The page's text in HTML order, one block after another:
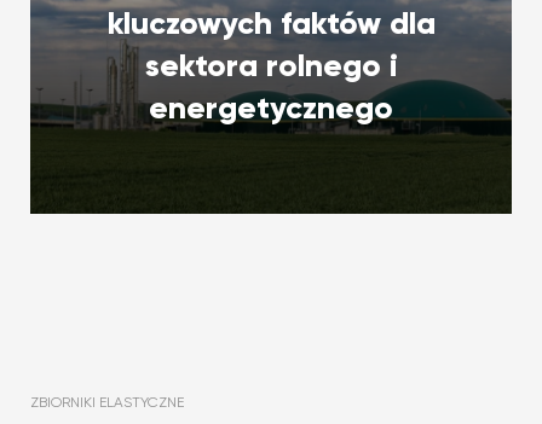
kluczowych faktów dla
sektora rolnego i
energetycznego
ZBIORNIKI ELASTYCZNE